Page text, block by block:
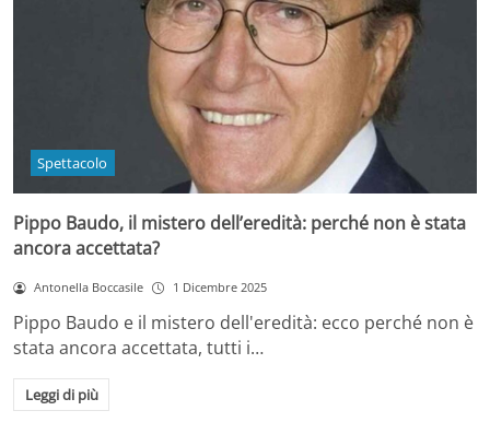
Spettacolo
Pippo Baudo, il mistero dell’eredità: perché non è stata
ancora accettata?
Antonella Boccasile 1 Dicembre 2025
Pippo Baudo e il mistero dell'eredità: ecco perché non è
stata ancora accettata, tutti i…
Leggi di più